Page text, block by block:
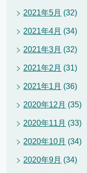
2021年5月 (32)
2021年4月 (34)
2021年3月 (32)
2021年2月 (31)
2021年1月 (36)
2020年12月 (35)
2020年11月 (33)
2020年10月 (34)
2020年9月 (34)